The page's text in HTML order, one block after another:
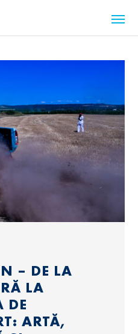
– DE LA
LA
DE
ARTĂ,